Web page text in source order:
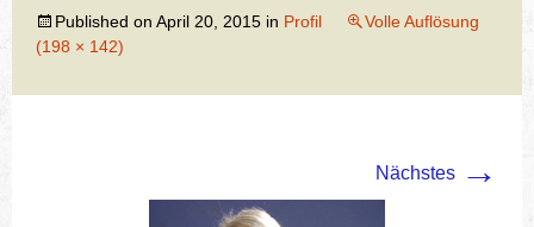
Published on April 20, 2015 in Profil
Volle Auflösung
(198 × 142)
Nächstes →